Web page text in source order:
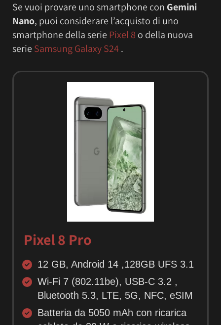
Se vuoi provare uno smartphone con Gemini
Nano, puoi considerare l’acquisto di uno
smartphone della serie Pixel 8 o della nuova
serie Samsung Galaxy S24.
Pixel 8 Pro
12 GB, Android 14 ,128GB UFS 3.1
Wi-Fi 7 (802.11be), USB-C 3.2 ,
Bluetooth 5.3, LTE, 5G, NFC, eSIM
Batteria da 5050 mAh con ricarica